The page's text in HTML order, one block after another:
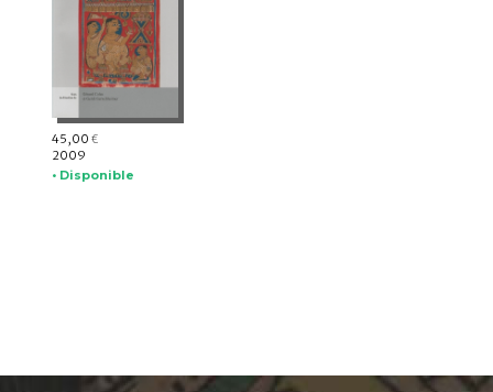
45,00 €
2009
• Disponible